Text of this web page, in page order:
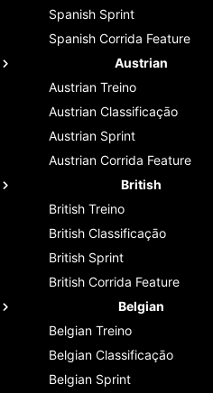
Spanish Sprint
Spanish Corrida Feature
Austrian
Austrian Treino
Austrian Classificaçāo
Austrian Sprint
Austrian Corrida Feature
British
British Treino
British Classificaçāo
British Sprint
British Corrida Feature
Belgian
Belgian Treino
Belgian Classificaçāo
Belgian Sprint